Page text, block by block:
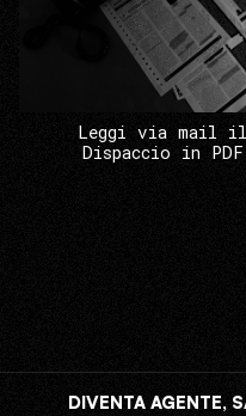
Leggi via mail il
Dispaccio in PDF
DIVENTA AGENTE,